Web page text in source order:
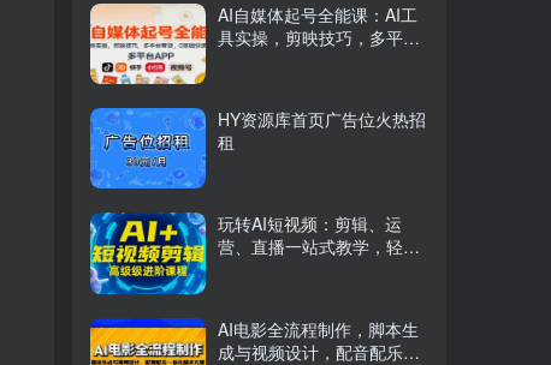
AI自媒体起号全能课：AI工
具实操，剪映技巧，多平台
HY资源库首页广告位火热招
租
玩转AI短视频：剪辑、运
营、直播一站式教学，轻松
AI电影全流程制作，脚本生
成与视频设计，配音配乐一